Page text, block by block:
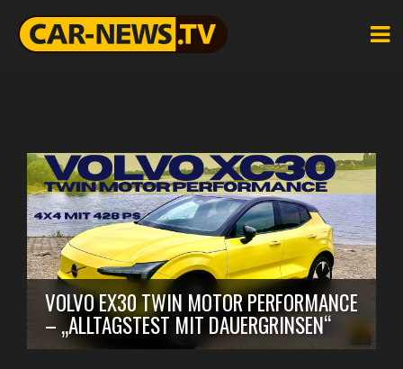
VOLVO EX30 TWIN MOTOR PERFORMANCE
– „ALLTAGSTEST MIT DAUERGRINSEN“